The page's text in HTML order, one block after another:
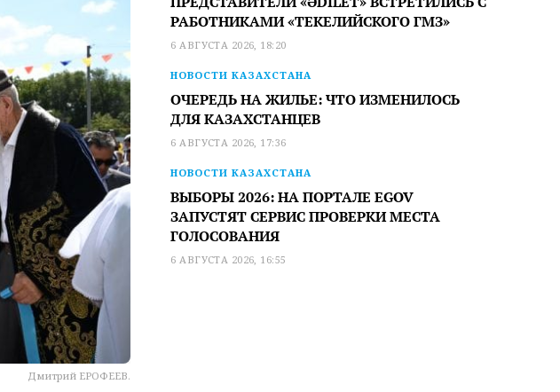
Дмитрий ЕРОФЕЕВ.
РАБОТНИКАМИ «ТЕКЕЛИЙСКОГО ГМЗ»
6 АВГУСТА 2026, 18:20
НОВОСТИ КАЗАХСТАНА
ОЧЕРЕДЬ НА ЖИЛЬЕ: ЧТО ИЗМЕНИЛОСЬ
ДЛЯ КАЗАХСТАНЦЕВ
6 АВГУСТА 2026, 17:36
НОВОСТИ КАЗАХСТАНА
ВЫБОРЫ 2026: НА ПОРТАЛЕ EGOV
ЗАПУСТЯТ СЕРВИС ПРОВЕРКИ МЕСТА
ГОЛОСОВАНИЯ
6 АВГУСТА 2026, 16:55